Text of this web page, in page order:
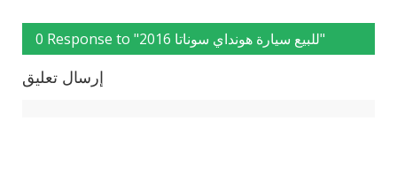
0 Response to "للبيع سيارة هونداي سوناتا 2016"
إرسال تعليق